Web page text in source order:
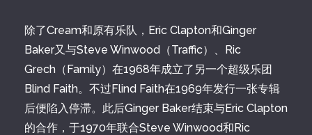
除了Cream和原有乐队，Eric Clapton和Ginger
Baker又与Steve Winwood（Traffic）、Ric
Grech（Family）在1968年成立了另一个超级乐团
Blind Faith。不过Flind Faith在1969年发行一张专辑
后便陷入停滞。此后Ginger Baker结束与Eric Clapton
的合作，于1970年联合Steve Winwood和Ric